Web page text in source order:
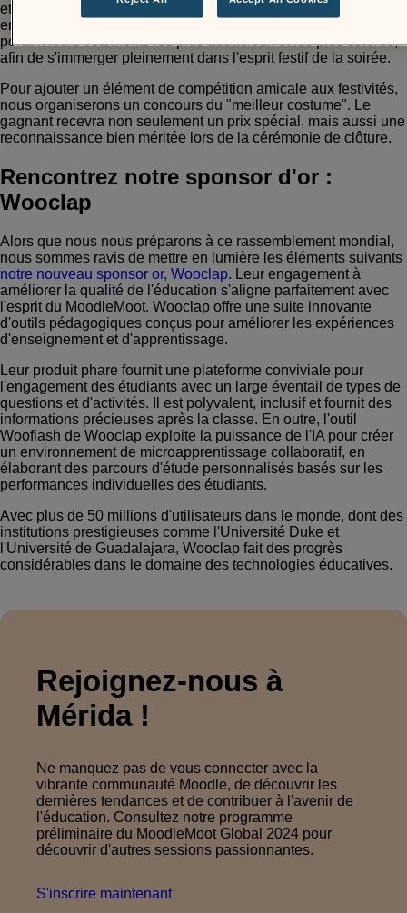
et colorée qui reflète la diversité de notre communauté. Nous
encourageons tous les participants à s'approprier le thème en
portant leurs vêtements les plus audacieux et les plus colorés,
afin de s'immerger pleinement dans l'esprit festif de la soirée.
Pour ajouter un élément de compétition amicale aux festivités,
nous organiserons un concours du "meilleur costume". Le
gagnant recevra non seulement un prix spécial, mais aussi une
reconnaissance bien méritée lors de la cérémonie de clôture.
Rencontrez notre sponsor d'or :
Wooclap
Alors que nous nous préparons à ce rassemblement mondial,
nous sommes ravis de mettre en lumière les éléments suivants
notre nouveau sponsor or, Wooclap. Leur engagement à
améliorer la qualité de l'éducation s'aligne parfaitement avec
l'esprit du MoodleMoot. Wooclap offre une suite innovante
d'outils pédagogiques conçus pour améliorer les expériences
d'enseignement et d'apprentissage.
Leur produit phare fournit une plateforme conviviale pour
l'engagement des étudiants avec un large éventail de types de
questions et d'activités. Il est polyvalent, inclusif et fournit des
informations précieuses après la classe. En outre, l'outil
Wooflash de Wooclap exploite la puissance de l'IA pour créer
un environnement de microapprentissage collaboratif, en
élaborant des parcours d'étude personnalisés basés sur les
performances individuelles des étudiants.
Avec plus de 50 millions d'utilisateurs dans le monde, dont des
institutions prestigieuses comme l'Université Duke et
l'Université de Guadalajara, Wooclap fait des progrès
considérables dans le domaine des technologies éducatives.
Rejoignez-nous à
Mérida !
Ne manquez pas de vous connecter avec la
vibrante communauté Moodle, de découvrir les
dernières tendances et de contribuer à l'avenir de
l'éducation. Consultez notre programme
préliminaire du MoodleMoot Global 2024 pour
découvrir d'autres sessions passionnantes.
S'inscrire maintenant